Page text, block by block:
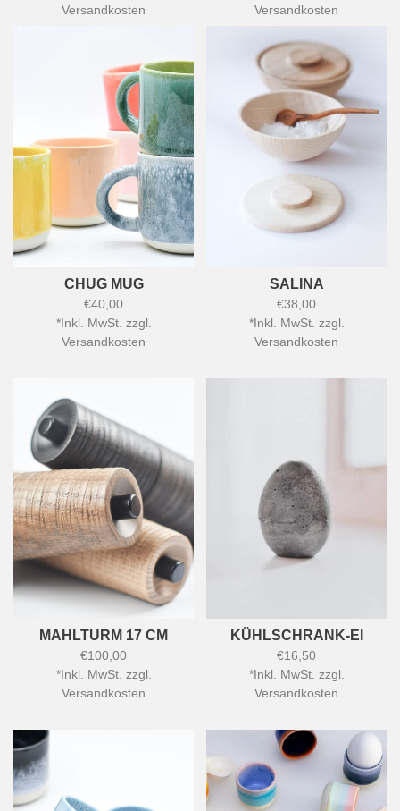
Versandkosten
Versandkosten
CHUG MUG
€40,00
*Inkl. MwSt. zzgl.
Versandkosten
SALINA
€38,00
*Inkl. MwSt. zzgl.
Versandkosten
MAHLTURM 17 CM
€100,00
*Inkl. MwSt. zzgl.
Versandkosten
KÜHLSCHRANK-EI
€16,50
*Inkl. MwSt. zzgl.
Versandkosten